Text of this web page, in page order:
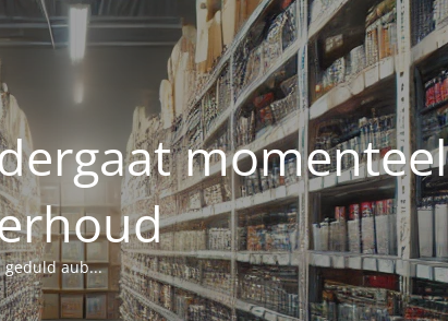
momenteel
geduld aub...